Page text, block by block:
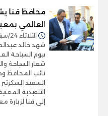
محافظ قنا
العالمي
الثلاثاء 24/سبتمبر/2024 - 02:51 م
شهد خالد
بيوم السياحة
شعار السياحة
نائب المحافظ
السعيد
التنفيذية
إلى قنا لزيارة